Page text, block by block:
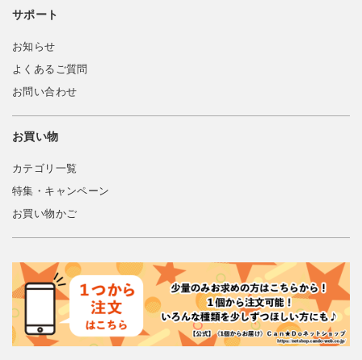
サポート
お知らせ
よくあるご質問
お問い合わせ
お買い物
カテゴリ一覧
特集・キャンペーン
お買い物かご